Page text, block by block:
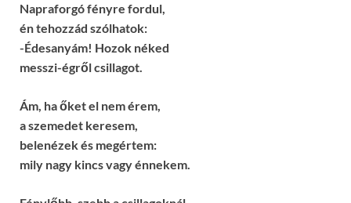
Napraforgó fényre fordul,
én tehozzád szólhatok:
-Édesanyám! Hozok néked
messzi-égről csillagot.
Ám, ha őket el nem érem,
a szemedet keresem,
belenézek és megértem:
mily nagy kincs vagy énnekem.